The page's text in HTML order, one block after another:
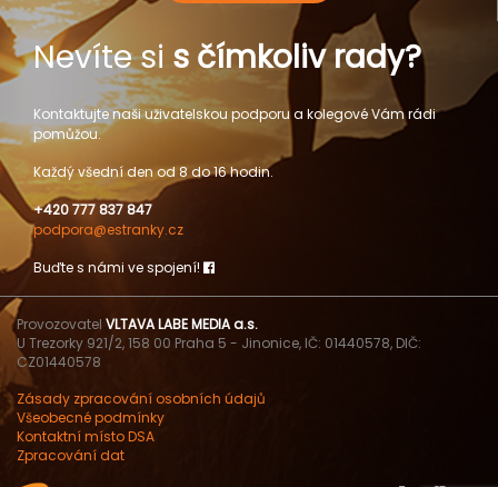
Nevíte si s čímkoliv rady?
Kontaktujte naši uživatelskou podporu a kolegové Vám rádi
pomůžou.
Každý všední den od 8 do 16 hodin.
+420 777 837 847
podpora@estranky.cz
Buďte s námi ve spojení!
Provozovatel VLTAVA LABE MEDIA a.s.
U Trezorky 921/2, 158 00 Praha 5 - Jinonice, IČ: 01440578, DIČ:
CZ01440578
Zásady zpracování osobních údajů
Všeobecné podmínky
Kontaktní místo DSA
Zpracování dat